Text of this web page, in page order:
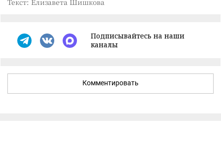
Текст: Елизавета Шишкова
Подписывайтесь на наши
каналы
Комментировать